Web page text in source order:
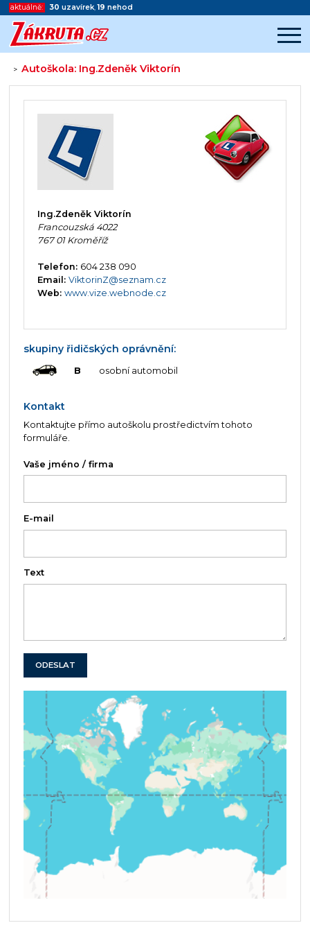
aktuálně: 30 uzavírek,19 nehod
>Autoškola: Ing.Zdeněk Viktorín
Začátek reklamy
Konec reklamy
Ing.Zdeněk Viktorín
Francouzská 4022
767 01 Kroměříž
Telefon: 604 238 090
Email: ViktorinZ@seznam.cz
Web: www.vize.webnode.cz
skupiny řidičských oprávnění:
B osobní automobil
Kontakt
Kontaktujte přímo autoškolu prostředictvím tohoto
formuláře.
Vaše jméno / firma
E-mail
Text
ODESLAT